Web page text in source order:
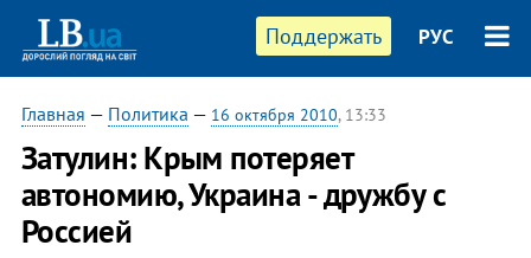
Поддержать РУС
Главная — Политика — 16 октября 2010, 13:33
Затулин: Крым потеряет
автономию, Украина - дружбу с
Россией